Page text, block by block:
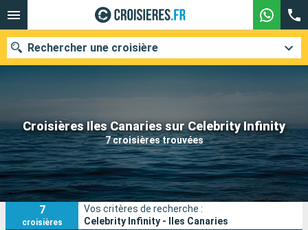
Croisières Iles Canaries sur Celebrity Infinity
7 croisières trouvées
Rechercher une croisière
Nos destinations
Mois de départ
Ports Compagnies
Rechercher
7
croisières
Vos critères de recherche :
Celebrity Infinity - Iles Canaries